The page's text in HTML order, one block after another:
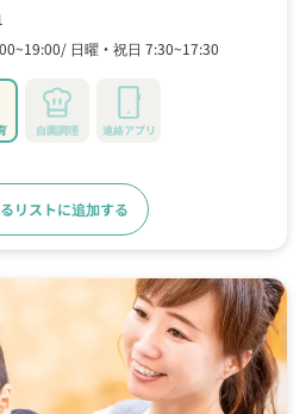
日曜・祝日 7:30~17:30
自園調理 連絡アプリ
リストに追加する